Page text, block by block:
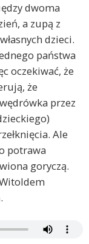
dwoma
a zupą z
dzieci.
państwa
oczekiwać, że
że
przez
Ale
potrawa
goryczą.